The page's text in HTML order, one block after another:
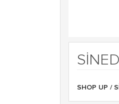
SHOP UP /